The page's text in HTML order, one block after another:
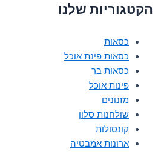
הקטגוריות שלנו
כסאות
כסאות פינת אוכל
כסאות בר
פינות אוכל
מזנונים
שולחנות סלון
קונסולות
ארונות אמבטיה